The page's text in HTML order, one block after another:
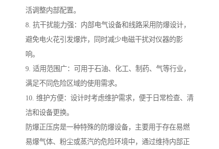
活调整内部配置。
8. 抗干扰能力强：内部电气设备和线路采用防爆设计，
避免电火花引发爆炸，同时减少电磁干扰对仪器的影
响。
9. 适用范围广：可用于石油、化工、制药、气等行业，
满足不同危险区域的使用需求。
10. 维护方便：设计时考虑维护需求，便于日常检查、清
洁和设备更换。
防爆正压房是一种特殊的防爆设备，主要用于存在易燃
易爆气体、粉尘或蒸汽的危险环境中，通过维持内部正